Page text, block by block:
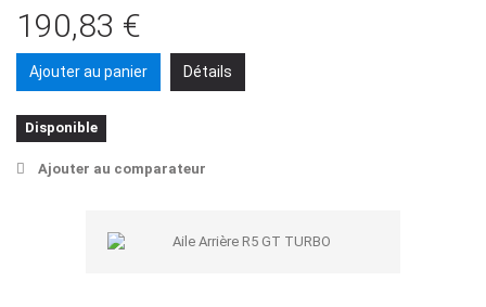
190,83 €
Ajouter au panier Détails
Disponible
Ajouter au comparateur